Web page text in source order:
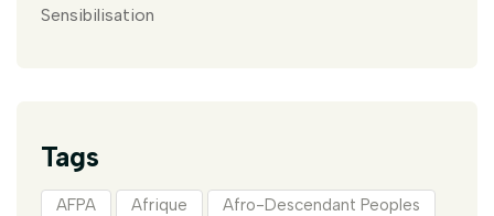
Sensibilisation
Tags
AFPA Afrique Afro-Descendant Peoples